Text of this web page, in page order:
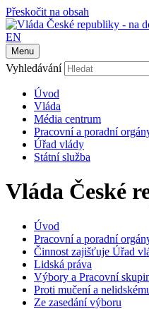
Přeskočit na obsah
EN
Menu
Vyhledávání
Úvod
Vláda
Média centrum
Pracovní a poradní
Úřad vlády
Státní služba
Vláda České
Úvod
Pracovní a poradní
Činnost zajišťuje Úřad
Lidská práva
Výbory a Pracovní
Proti mučení a
Ze zasedání výboru